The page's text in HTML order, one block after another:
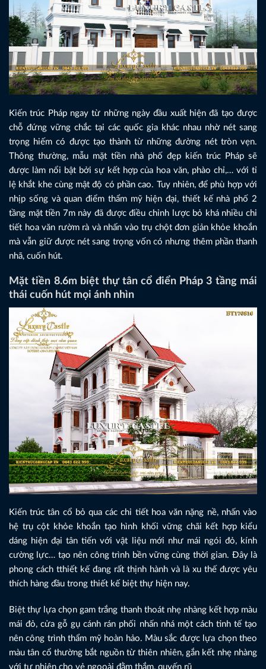
Kiến trúc Pháp ngay từ những ngày đầu xuất hiện đã tạo được
chỗ đứng vững chắc tại các quốc gia khác nhau nhờ nét sang
trọng hiếm có được tạo thành từ những đường nét tròn vẹn.
Thông thường, mẫu mặt tiền nhà phố đẹp kiến trúc Pháp sẽ
được làm nổi bật bởi sự kết hợp của hoa văn, phào chỉ,… với tỉ
lệ khắt khe cùng mật độ có phần cao. Tuy nhiên, để phù hợp với
nhịp sống và quan điểm thẩm mỹ hiện đại, thiết kế nhà phố 2
tầng mặt tiền 7m này đã được điều chỉnh lược bỏ khá nhiều chi
tiết hoa văn rườm rà và nhấn vào trụ chột đơn giản khỏe khoắn
mà vẫn giữ được nét sang trọng vốn có nhưng thêm phần thanh
nhã, cuốn hút.
Mặt tiền 8.6m biệt thự tân cổ điển Pháp 3 tầng mái
thái cuốn hút mọi ánh nhìn
Kiến trúc tân cổ bỏ qua các chi tiết hoa văn nặng nề, nhấn vào
hệ trụ cột khỏe khoắn tạo hình khối vững chãi kết hợp kiểu
dáng hiện đại tân tiến với vật liệu mới như mái ngói đỏ, kính
cường lực… tạo nên công trình bền vững cùng thời gian. Đây là
phong cách tthiết kế đang rất thịnh hành và là xu thế được yêu
thích hàng đầu trong thiết kế biệt thự hiện nay.
Biệt thự lựa chọn gam trắng thanh thoát nhẹ nhàng kết hợp màu
mái đỏ, cửa gỗ gụ cánh rán phối nhấn nhá một cách tinh tế tạo
nên công trình thẩm mỹ hoàn hảo. Màu sắc được lựa chọn theo
màu tân cổ thường bắt nguồn từ thiên nhiên, gắn kết nhẹ nhàng
với tự nhiên cho vẻ ngooài đằm thắm, quyến rũ